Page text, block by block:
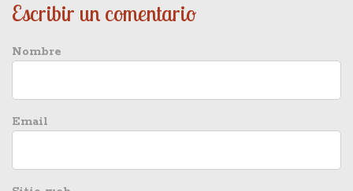
Escribir un comentario
Nombre
Email